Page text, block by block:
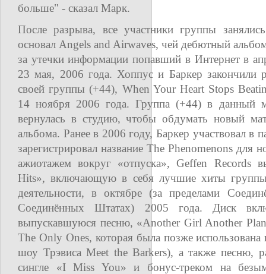
больше" - сказал Марк.
После разрыва, все участники группы
основал Angels and Airwaves, чей дебютный
за утечки информации попавший в Интернет в
23 мая, 2006 года. Хоппус и Баркер закончили
своей группы (+44), When Your Heart Stops
14 ноября 2006 года. Группа (+44) в данный
вернулась в студию, чтобы обдумать новый
альбома. Ранее в 2006 году, Баркер участвовал в
зарегистрировал название The Phenomenons для
ажиотажем вокруг «отпуска», Geffen Records
Hits», включающую в себя лучшие хиты группы
деятельности, в октябре (за пределами
Соединённых Штатах) 2005 года. Диск
выпускавшуюся песню, «Another Girl Another
The Only Ones, которая была позже использована
шоу Трэвиса Meet the Barkers), а также песню,
сингле «I Miss You» и бонус-треком на